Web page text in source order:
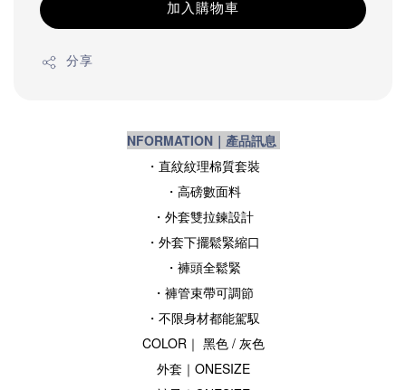
加入購物車
分享
NFORMATION｜產品訊息
・直紋紋理棉質套裝
・高磅數面料
・外套雙拉鍊設計
・外套下擺鬆緊縮口
・褲頭全鬆緊
・褲管束帶可調節
・不限身材都能駕馭
COLOR｜ 黑色/灰色
外套｜ ONESIZE